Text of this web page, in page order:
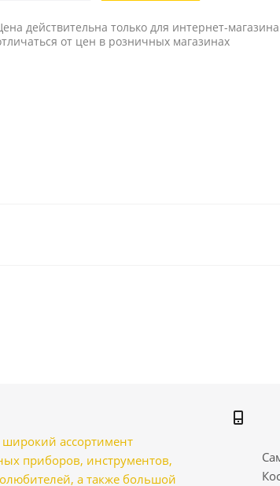
действительна только для интернет-
от цен в розничных магазинах
широкий ассортимент
приборов, инструментов,
а также большой